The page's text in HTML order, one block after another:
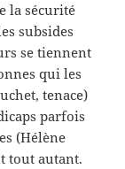
la sécurité
subsides
se tiennent
qui les
tenace)
parfois
(Hélène
tout autant.